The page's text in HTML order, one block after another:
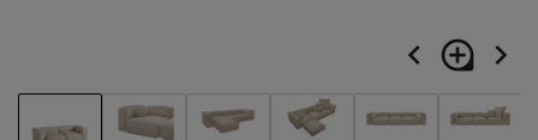
navigate_before loupe navigate_next